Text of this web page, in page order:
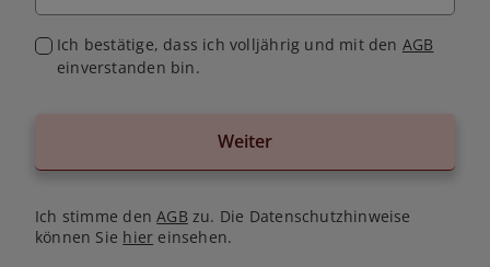
Ich bestätige, dass ich volljährig und mit den AGB
einverstanden bin.
Weiter
Ich stimme denAGB zu. Die Datenschutzhinweise
können Sie hier einsehen.